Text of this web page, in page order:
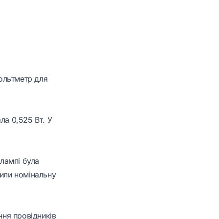
для
0,525 Вт. У
була
номінальну
провідників